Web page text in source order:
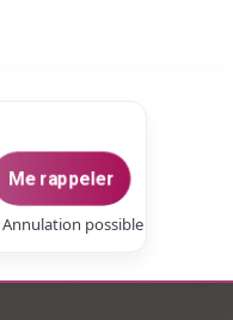
Me rappeler
Annulation possible